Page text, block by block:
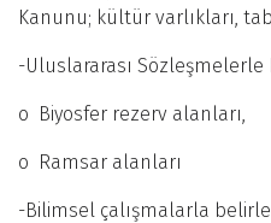
Kanunu; kültür varlıkları,
-Uluslararası
o Biyosfer rezerv alanları,
o Ramsar alanları
-Bilimsel çalışmalarla